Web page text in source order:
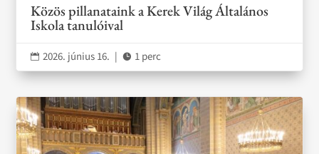
Közös pillanataink a Kerek Világ Általános
Iskola tanulóival
 2026. június 16. |  1 perc